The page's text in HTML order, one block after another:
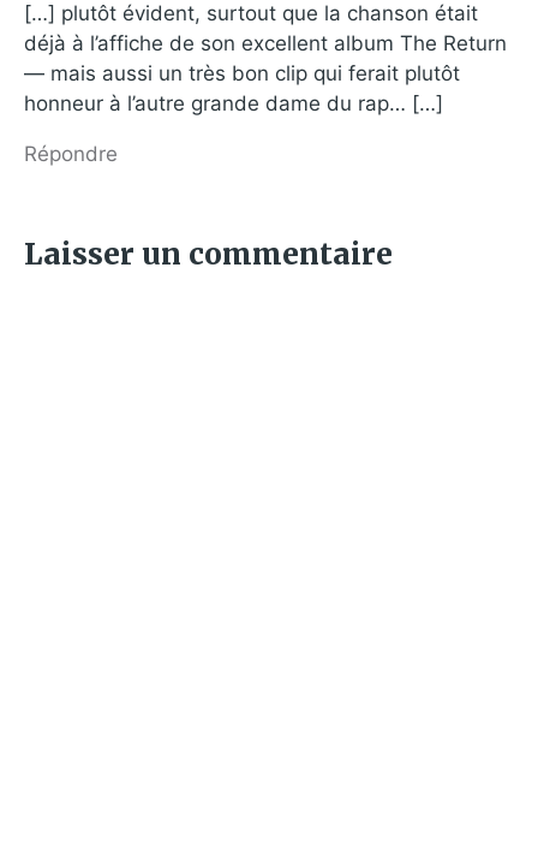
[…] plutôt évident, surtout que la chanson était
déjà à l’affiche de son excellent album The Return
— mais aussi un très bon clip qui ferait plutôt
honneur à l’autre grande dame du rap… […]
Répondre
Laisser un commentaire